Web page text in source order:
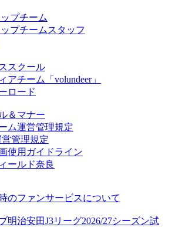
明治安田J3リーグ2026/27シーズン試
ット
明治安田Ｊ3リーグ 2026/27シーズン
＆マナー
ンコミュニティ
ョップ
ルストア（実店舗）
ストア
について
ト
タッフ
ース
プチーム
ップチームスタッフ
スクール
アチーム「volundeer」
ロード
＆マナー
ム運営管理規定
管理規定
使用ガイドライン
ールド奈良
のファンサービスについて
明治安田J3リーグ2026/27シーズン試